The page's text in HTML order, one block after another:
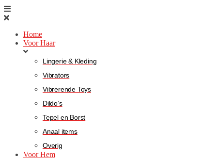
Home
Voor Haar
Lingerie & Kleding
Vibrators
Vibrerende Toys
Dildo’s
Tepel en Borst
Anaal items
Overig
Voor Hem